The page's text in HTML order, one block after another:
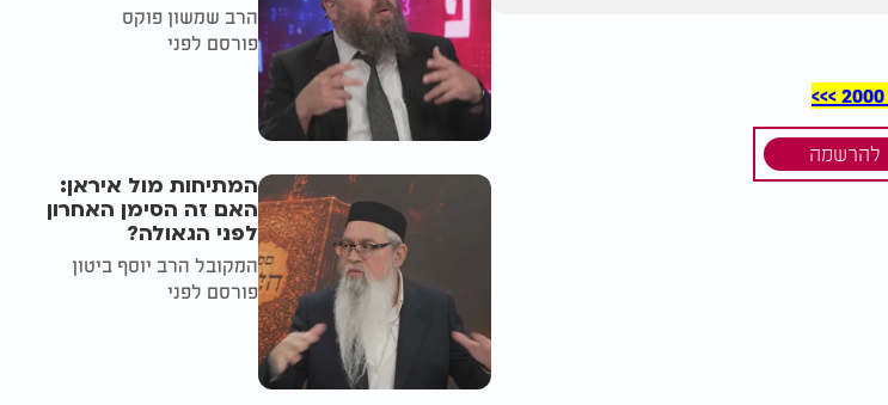
להרשמה
הרב שמשון פוקס
פורסם לפני
המתיחות מול איראן:
האם זה הסימן האחרון
לפני הגאולה?
המקובל הרב יוסף ביטון
פורסם לפני